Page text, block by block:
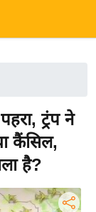
ट्रंप ने
कैंसिल,
है?